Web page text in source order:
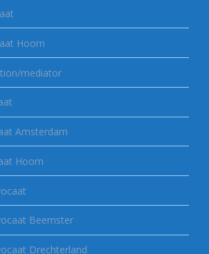
Hoorn
mediator
Amsterdam
Hoorn
Beemster
Drechterland